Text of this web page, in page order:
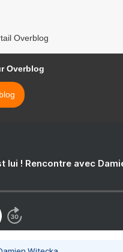
Overblog
Overblog
lui ! Rencontre avec